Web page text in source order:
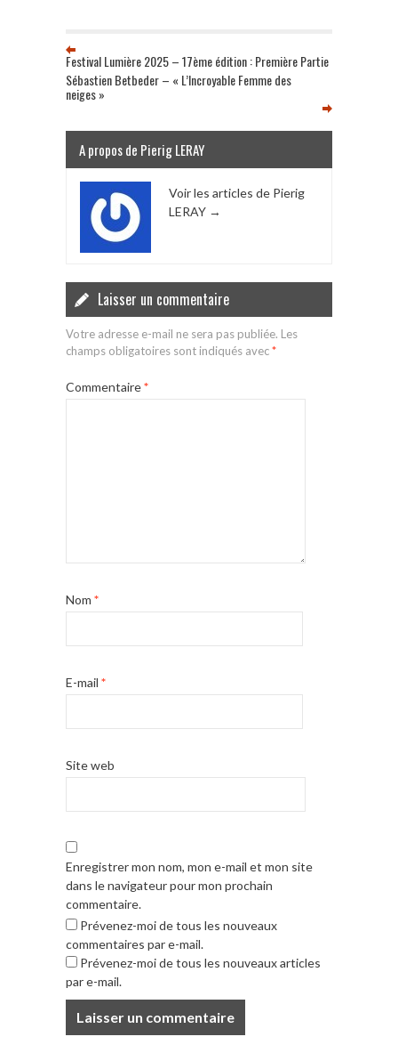
Festival Lumière 2025 – 17ème édition : Première Partie
Sébastien Betbeder – « L’Incroyable Femme des
neiges »
A propos de Pierig LERAY
Voir les articles de Pierig
LERAY →
Laisser un commentaire
Votre adresse e-mail ne sera pas publiée. Les
champs obligatoires sont indiqués avec*
Commentaire*
Nom *
E-mail *
Site web
Enregistrer mon nom, mon e-mail et mon site
dans le navigateur pour mon prochain
commentaire.
Prévenez-moi de tous les nouveaux
commentaires par e-mail.
Prévenez-moi de tous les nouveaux articles
par e-mail.